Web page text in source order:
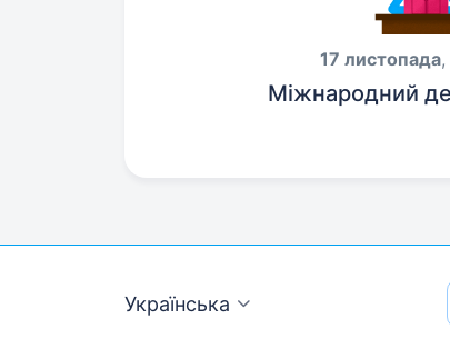
17 листопада
Міжнародний
Українська